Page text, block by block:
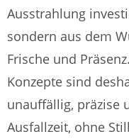
Ausstrahlung
sondern aus dem
Frische und
Konzepte sind
unauffällig, präzise
Ausfallzeit, ohne